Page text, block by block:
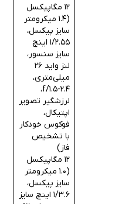
12 مگاپیکسل
(1.4 میکرومتر
سایز پیکسل،
1/2.55 اینچ
سایز سنسور،
لنز واید 26
میلی‌متری،
f/1.5-2.4،
لرزشگیر تصویر
اپتیکال،
فوکوس خودکار
با تشخیص
فاز)
12 مگاپیکسل
(1.0 میکرومتر
سایز پیکسل،
1/3.6 اینچ سایز